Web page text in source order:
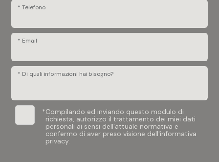
* Telefono
* Email
* Di quali informazioni hai bisogno?
*Compilando ed inviando questo modulo di
richiesta, autorizzo il trattamento dei miei dati
personali ai sensi dell'attuale normativa e
confermo di aver preso visione dell'informativa
privacy.